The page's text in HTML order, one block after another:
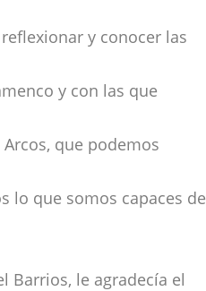
y conocer las
y con las que
que podemos
lo que somos capaces de
Barrios, le agradecía el